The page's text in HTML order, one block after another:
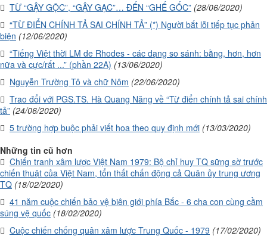
TỪ “GẬY GỘC”, “GẬY GẠC”… ĐẾN “GHẾ GỐC” (28/06/2020)
“TỪ ĐIỂN CHÍNH TẢ SAI CHÍNH TẢ” (*) Người bắt lỗi tiếp tục phản
biện (12/06/2020)
“Tiếng Việt thời LM de Rhodes - các dạng so sánh: bằng, hơn, hơn
nữa và cực/rất ...” (phần 22A) (13/06/2020)
Nguyễn Trường Tộ và chữ Nôm (22/06/2020)
Trao đổi với PGS.TS. Hà Quang Năng về “Từ điển chính tả sai chính
tả” (24/06/2020)
5 trường hợp buộc phải viết hoa theo quy định mới (13/03/2020)
Những tin cũ hơn
Chiến tranh xâm lược Việt Nam 1979: Bộ chỉ huy TQ sững sờ trước
chiến thuật của Việt Nam, tổn thất chấn động cả Quân ủy trung ương
TQ (18/02/2020)
41 năm cuộc chiến bảo vệ biên giới phía Bắc - 6 cha con cùng cầm
súng vệ quốc (18/02/2020)
Cuộc chiến chống quân xâm lược Trung Quốc - 1979 (17/02/2020)